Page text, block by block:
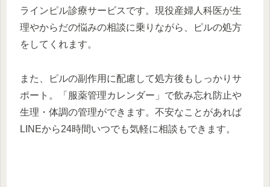
ラインピル診療サービスです。現役産婦人科医が生
理やからだの悩みの相談に乗りながら、ピルの処方
をしてくれます。
また、ピルの副作用に配慮して処方後もしっかりサ
ポート。「服薬管理カレンダー」で飲み忘れ防止や
生理・体調の管理ができます。不安なことがあれば
LINEから24時間いつでも気軽に相談もできます。